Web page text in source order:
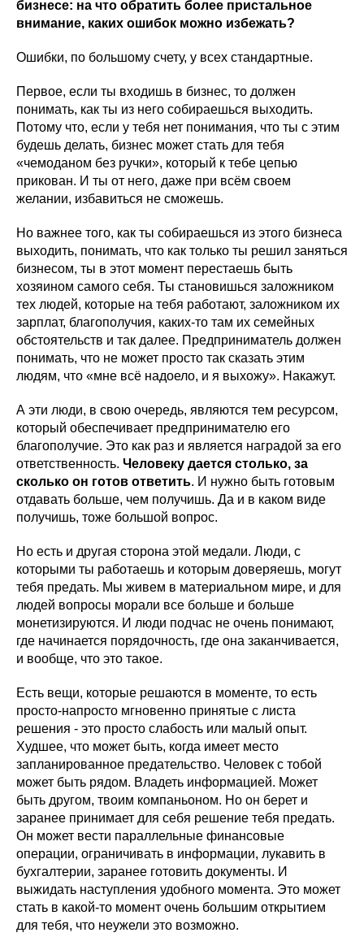
бизнесе: на что обратить более пристальное
внимание, каких ошибок можно избежать?
Ошибки, по большому счету, у всех стандартные.
Первое, если ты входишь в бизнес, то должен
понимать, как ты из него собираешься выходить.
Потому что, если у тебя нет понимания, что ты с этим
будешь делать, бизнес может стать для тебя
«чемоданом без ручки», который к тебе цепью
прикован. И ты от него, даже при всём своем
желании, избавиться не сможешь.
Но важнее того, как ты собираешься из этого бизнеса
выходить, понимать, что как только ты решил заняться
бизнесом, ты в этот момент перестаешь быть
хозяином самого себя. Ты становишься заложником
тех людей, которые на тебя работают, заложником их
зарплат, благополучия, каких-то там их семейных
обстоятельств и так далее. Предприниматель должен
понимать, что не может просто так сказать этим
людям, что «мне всё надоело, и я выхожу». Накажут.
А эти люди, в свою очередь, являются тем ресурсом,
который обеспечивает предпринимателю его
благополучие. Это как раз и является наградой за его
ответственность. Человеку дается столько, за
сколько он готов ответить. И нужно быть готовым
отдавать больше, чем получишь. Да и в каком виде
получишь, тоже большой вопрос.
Но есть и другая сторона этой медали. Люди, с
которыми ты работаешь и которым доверяешь, могут
тебя предать. Мы живем в материальном мире, и для
людей вопросы морали все больше и больше
монетизируются. И люди подчас не очень понимают,
где начинается порядочность, где она заканчивается,
и вообще, что это такое.
Есть вещи, которые решаются в моменте, то есть
просто-напросто мгновенно принятые с листа
решения - это просто слабость или малый опыт.
Худшее, что может быть, когда имеет место
запланированное предательство. Человек с тобой
может быть рядом. Владеть информацией. Может
быть другом, твоим компаньоном. Но он берет и
заранее принимает для себя решение тебя предать.
Он может вести параллельные финансовые
операции, ограничивать в информации, лукавить в
бухгалтерии, заранее готовить документы. И
выжидать наступления удобного момента. Это может
стать в какой-то момент очень большим открытием
для тебя, что неужели это возможно.